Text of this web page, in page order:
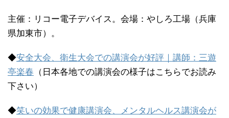
主催：リコー電子デバイス。会場：やしろ工場（兵庫
県加東市）。
◆安全大会、衛生大会での講演会が好評｜講師：三遊
亭楽春 （日本各地での講演会の様子はこちらでお読み
下さい）
◆笑いの効果で健康講演会、メンタルヘルス講演会が